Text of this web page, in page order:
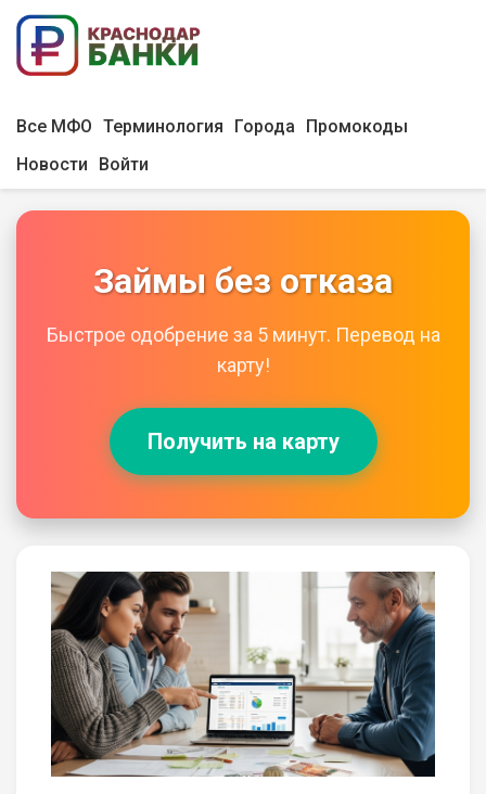
Все МФО Терминология Города
Промокоды
Новости
Войти
Займы без отказа
Быстрое одобрение за 5 минут. Перевод на
карту!
Получить на карту